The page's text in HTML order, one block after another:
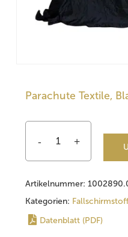
Parachute Textile,
Artikelnummer:
Kategorien:
Datenblatt (PDF)